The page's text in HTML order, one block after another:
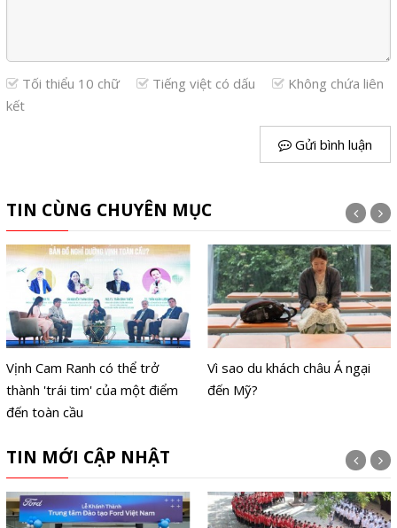
Tối thiểu 10 chữ Tiếng việt có dấu
Không chứa liên
kết
Gửi bình luận
TIN CÙNG CHUYÊN MỤC
Vịnh Cam Ranh có thể trở
thành 'trái tim' của một điểm
đến toàn cầu
Vì sao du khách châu Á ngại
đến Mỹ?
TIN MỚI CẬP NHẬT